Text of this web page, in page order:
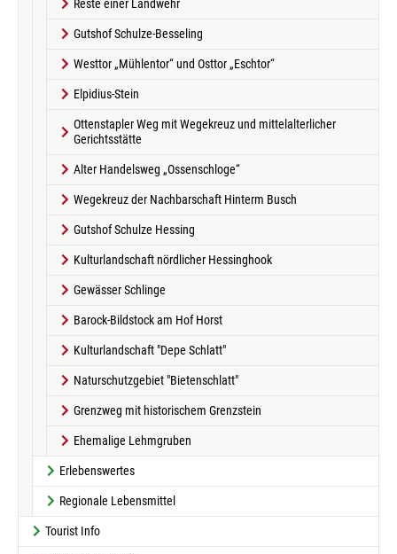
Reste einer Landwehr
Gutshof Schulze-Besseling
Westtor „Mühlentor“ und Osttor „Eschtor“
Elpidius-Stein
Ottenstapler Weg mit Wegekreuz und mittelalterlicher
Gerichtsstätte
Alter Handelsweg „Ossenschloge“
Wegekreuz der Nachbarschaft Hinterm Busch
Gutshof Schulze Hessing
Kulturlandschaft nördlicher Hessinghook
Gewässer Schlinge
Barock-Bildstock am Hof Horst
Kulturlandschaft "Depe Schlatt"
Naturschutzgebiet "Bietenschlatt"
Grenzweg mit historischem Grenzstein
Ehemalige Lehmgruben
Erlebenswertes
Regionale Lebensmittel
Tourist Info